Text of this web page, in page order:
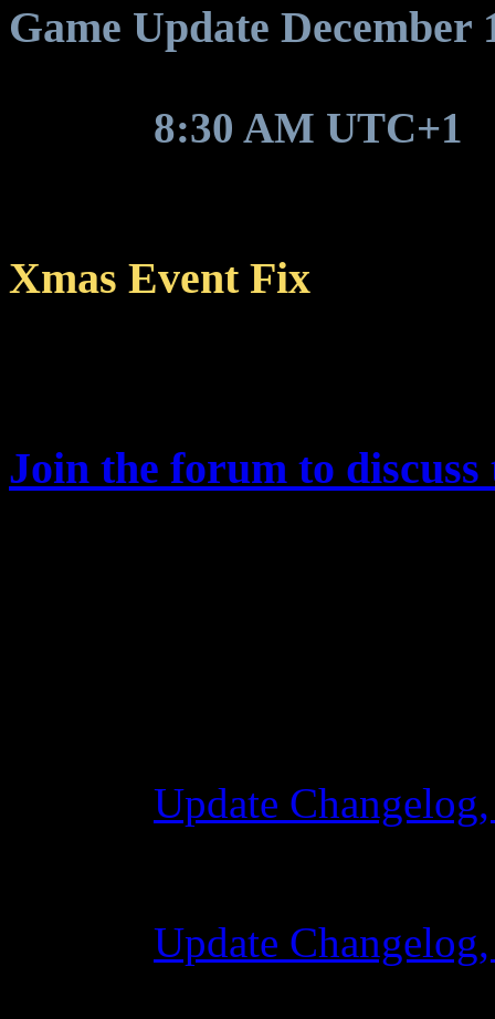
Game Update December
8:30 AM UTC+1
Xmas Event Fix
Join the forum to
Update
Update